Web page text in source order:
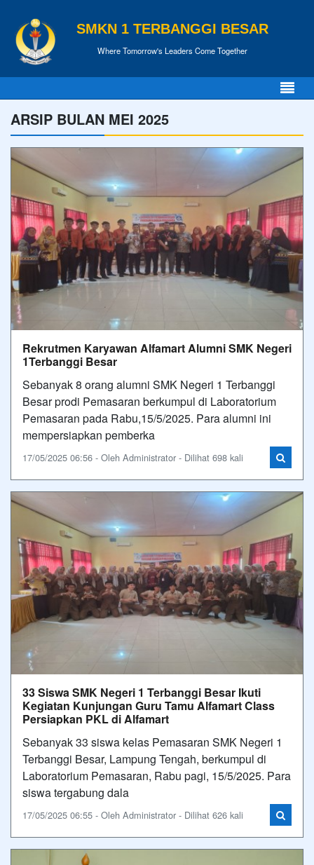
SMKN 1 TERBANGGI BESAR
Where Tomorrow's Leaders Come Together
ARSIP BULAN MEI 2025
Rekrutmen Karyawan Alfamart Alumni SMK Negeri
1Terbanggi Besar
Sebanyak 8 orang alumni SMK Negeri 1 Terbanggi
Besar prodi Pemasaran berkumpul di Laboratorium
Pemasaran pada Rabu,15/5/2025. Para alumni ini
mempersiapkan pemberka
17/05/2025 06:56 - Oleh Administrator - Dilihat 698 kali
33 Siswa SMK Negeri 1 Terbanggi Besar Ikuti
Kegiatan Kunjungan Guru Tamu Alfamart Class
Persiapkan PKL di Alfamart
Sebanyak 33 siswa kelas Pemasaran SMK Negeri 1
Terbanggi Besar, Lampung Tengah, berkumpul di
Laboratorium Pemasaran, Rabu pagi, 15/5/2025. Para
siswa tergabung dala
17/05/2025 06:55 - Oleh Administrator - Dilihat 626 kali